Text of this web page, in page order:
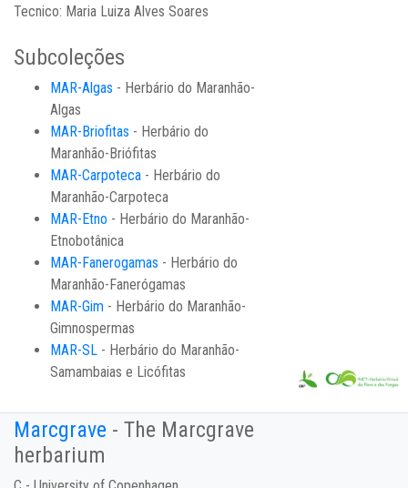
Tecnico: Maria Luiza Alves Soares
Subcoleções
MAR-Algas - Herbário do Maranhão-
Algas
MAR-Briofitas - Herbário do
Maranhão-Briófitas
MAR-Carpoteca - Herbário do
Maranhão-Carpoteca
MAR-Etno - Herbário do Maranhão-
Etnobotânica
MAR-Fanerogamas - Herbário do
Maranhão-Fanerógamas
MAR-Gim - Herbário do Maranhão-
Gimnospermas
MAR-SL - Herbário do Maranhão-
Samambaias e Licófitas
Marcgrave - The Marcgrave
herbarium